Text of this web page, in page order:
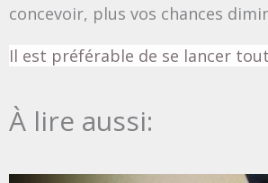
concevoir, plus vos chances
Il est préférable de se lancer
À lire aussi: